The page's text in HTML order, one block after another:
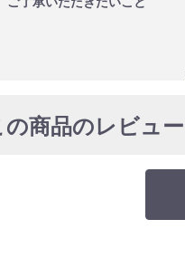
商品のレビュー